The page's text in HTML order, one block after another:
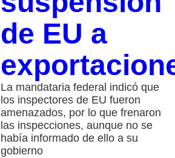
de EU a
La mandataria federal indicó que
los inspectores de EU fueron
amenazados, por lo que frenaron
las inspecciones, aunque no se
había informado de ello a su
gobierno